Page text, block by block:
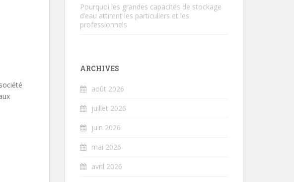
Pourquoi les grandes capacités de stockage
d’eau attirent les particuliers et les
professionnels
ARCHIVES
août 2026
juillet 2026
juin 2026
mai 2026
avril 2026